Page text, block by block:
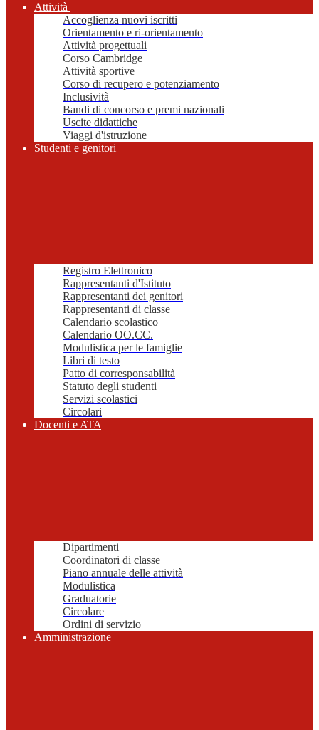
Attività
Accoglienza nuovi iscritti
Orientamento e ri-orientamento
Attività progettuali
Corso Cambridge
Attività sportive
Corso di recupero e potenziamento
Inclusività
Bandi di concorso e premi nazionali
Uscite didattiche
Viaggi d'istruzione
Studenti e genitori
Registro Elettronico
Rappresentanti d'Istituto
Rappresentanti dei genitori
Rappresentanti di classe
Calendario scolastico
Calendario OO.CC.
Modulistica per le famiglie
Libri di testo
Patto di corresponsabilità
Statuto degli studenti
Servizi scolastici
Circolari
Docenti e ATA
Dipartimenti
Coordinatori di classe
Piano annuale delle attività
Modulistica
Graduatorie
Circolare
Ordini di servizio
Amministrazione